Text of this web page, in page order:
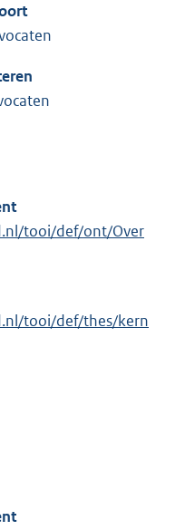
tooi/def/ont/Over
tooi/def/thes/kern